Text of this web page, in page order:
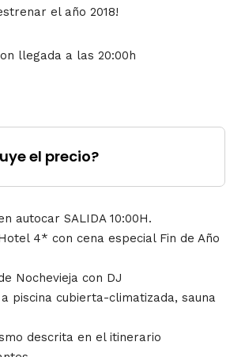
el año 2018!
llegada a las 20:00h
el precio?
autocar SALIDA 10:00H.
4* con cena especial Fin de Año
Nochevieja con DJ
piscina cubierta-climatizada, sauna
descrita en el itinerario